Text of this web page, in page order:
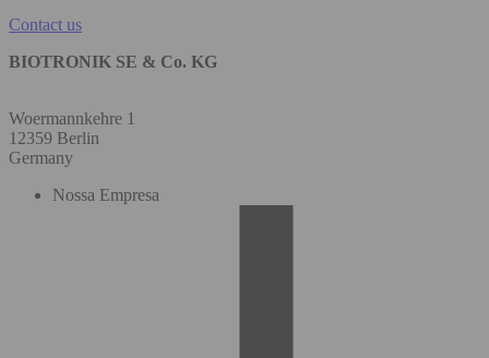
Contact us
BIOTRONIK SE & Co. KG
Woermannkehre 1
12359 Berlin
Germany
Nossa Empresa